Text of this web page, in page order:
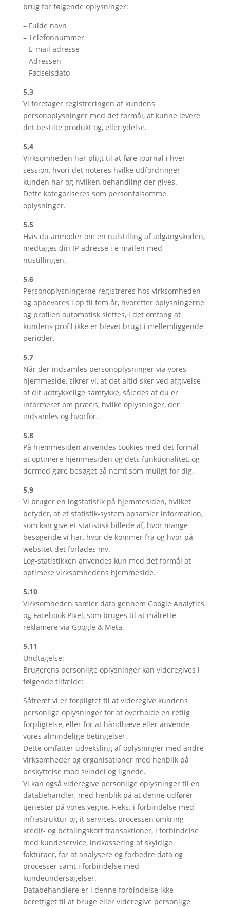
brug for følgende oplysninger:
– Fulde navn
– Telefonnummer
– E-mail adresse
– Adressen
– Fødselsdato
5.3
Vi foretager registreringen af kundens
personoplysninger med det formål, at kunne levere
det bestilte produkt og, eller ydelse.
5,4
Virksomheden har pligt til at føre journal i hver
session, hvori det noteres hvilke udfordringer
kunden har og hvilken behandling der gives.
Dette kategoriseres som personfølsomme
oplysninger.
5.5
Hvis du anmoder om en nulstilling af adgangskoden,
medtages din IP-adresse i e-mailen med
nustillingen.
5.6
Personoplysningerne registreres hos virksomheden
og opbevares i op til fem år, hvorefter oplysningerne
og profilen automatisk slettes, i det omfang at
kundens profil ikke er blevet brugt i mellemliggende
perioder.
5.7
Når der indsamles personoplysninger via vores
hjemmeside, sikrer vi, at det altid sker ved afgivelse
af dit udtrykkelige samtykke, således at du er
informeret om præcis, hvilke oplysninger, der
indsamles og hvorfor.
5.8
På hjemmesiden anvendes cookies med det formål
at optimere hjemmesiden og dets funktionalitet, og
dermed gøre besøget så nemt som muligt for dig.
5.9
Vi bruger en logstatistik på hjemmesiden, hvilket
betyder, at et statistik-system opsamler information,
som kan give et statistisk billede af, hvor mange
besøgende vi har, hvor de kommer fra og hvor på
websitet det forlades mv.
Log-statistikken anvendes kun med det formål at
optimere virksomhedens hjemmeside.
5.10
Virksomheden samler data gennem Google Analytics
og Facebook Pixel, som bruges til at målrette
reklamere via Google & Meta.
5.11
Undtagelse:
Brugerens personlige oplysninger kan videregives i
følgende tilfælde:
Såfremt vi er forpligtet til at videregive kundens
personlige oplysninger for at overholde en retlig
forpligtelse, eller for at håndhæve eller anvende
vores almindelige betingelser.
Dette omfatter udveksling af oplysninger med andre
virksomheder og organisationer med henblik på
beskyttelse mod svindel og lignede.
Vi kan også videregive personlige oplysninger til en
databehandler, med henblik på at denne udfører
tjenester på vores vegne. F.eks. i forbindelse med
infrastruktur og it-services, processen omkring
kredit- og betalingskort transaktioner, i forbindelse
med kundeservice, indkassering af skyldige
fakturaer, for at analysere og forbedre data og
processer samt i forbindelse med
kundeundersøgelser.
Databehandlere er i denne forbindelse ikke
berettiget til at bruge eller videregive personlige